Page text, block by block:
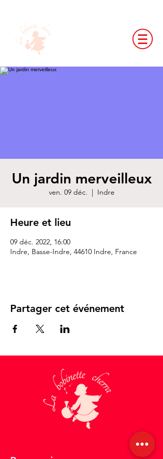
Un jardin merveilleux
ven. 09 déc.
  |
Indre
Heure et lieu
09 déc. 2022, 16:00
Indre, Basse-Indre, 44610 Indre, France
Partager cet événement